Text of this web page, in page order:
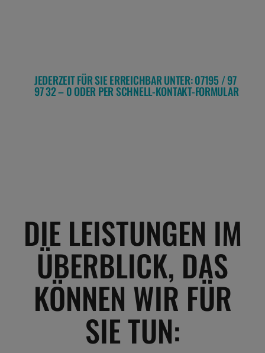
JEDERZEIT FÜR SIE ERREICHBAR UNTER: 07195 / 97
97 32 – 0 ODER PER SCHNELL-KONTAKT-FORMULAR
DIE LEISTUNGEN IM
ÜBERBLICK, DAS
KÖNNEN WIR FÜR
SIE TUN: